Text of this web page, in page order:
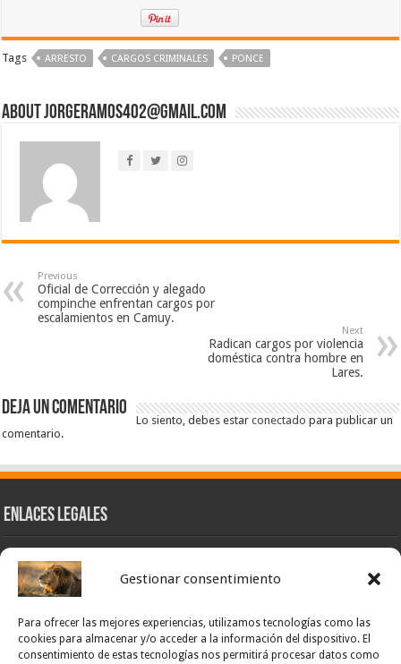
Gestionar consentimiento
Para ofrecer las mejores experiencias, utilizamos tecnologías como las
cookies para almacenar y/o acceder a la información del dispositivo. El
consentimiento de estas tecnologías nos permitirá procesar datos como
Tags ARRESTO CARGOS CRIMINALES PONCE
About jorgeramos402@gmail.com
Previous
Oficial de Corrección y alegado
compinche enfrentan cargos por
escalamientos en Camuy.
Next
Radican cargos por violencia
doméstica contra hombre en
Lares.
Deja un comentario
Lo siento, debes estarconectado para publicar un
comentario.
Enlaces Legales
Nuestra Esencia
Pulso Global
POLÍTICA DE PRIVACIDAD – NOTICIAS PONCE OFICIAL